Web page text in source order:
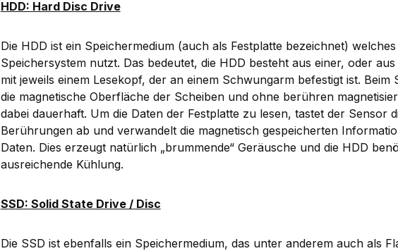
HDD: Hard Disc Drive
Die HDD ist ein Speichermedium (auch als Festplatte bezeichnet)
Speichersystem nutzt. Das bedeutet, die HDD besteht aus einer, oder
mit jeweils einem Lesekopf, der an einem Schwungarm befestigt ist.
die magnetische Oberfläche der Scheiben und ohne berühren
dabei dauerhaft. Um die Daten der Festplatte zu lesen, tastet der Sensor
Berührungen ab und verwandelt die magnetisch gespeicherten
Daten. Dies erzeugt natürlich „brummende“ Geräusche und die HDD
ausreichende Kühlung.
SSD: Solid State Drive / Disc
Die SSD ist ebenfalls ein Speichermedium, das unter anderem auch als